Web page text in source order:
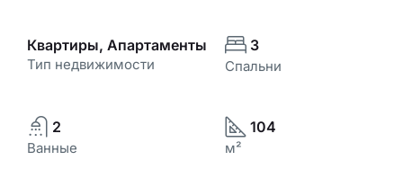
Квартиры, Апартаменты
Тип недвижимости
3
Спальни
2
Ванные
104
м²